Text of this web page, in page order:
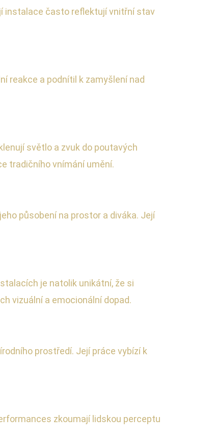
instalace často reflektují vnitřní stav
reakce a podnítil k zamyšlení nad
světlo a zvuk do poutavých
tradičního vnímání umění.
působení na prostor a diváka. Její
je natolik unikátní, že si
vizuální a emocionální dopad.
prostředí. Její práce vybízí k
zkoumají lidskou perceptu